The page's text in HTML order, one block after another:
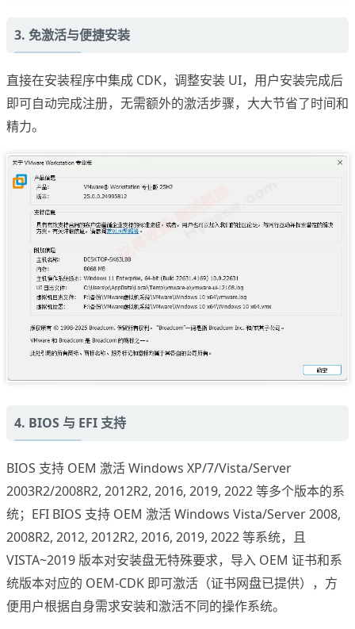
3. 免激活与便捷安装
直接在安装程序中集成 CDK，调整安装 UI，用户安装完成后
即可自动完成注册，无需额外的激活步骤，大大节省了时间和
精力。
4. BIOS 与 EFI 支持
BIOS 支持 OEM 激活 Windows XP/7/Vista/Server
2003R2/2008R2, 2012R2, 2016, 2019, 2022 等多个版本的系
统；EFI BIOS 支持 OEM 激活 Windows Vista/Server 2008,
2008R2, 2012, 2012R2, 2016, 2019, 2022 等系统，且
VISTA~2019 版本对安装盘无特殊要求，导入 OEM 证书和系
统版本对应的 OEM-CDK 即可激活（证书网盘已提供），方
便用户根据自身需求安装和激活不同的操作系统。